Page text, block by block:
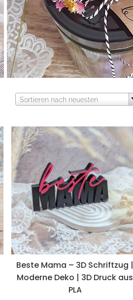
Sortieren nach neuesten
Beste Mama – 3D Schriftzug |
Moderne Deko | 3D Druck aus
PLA